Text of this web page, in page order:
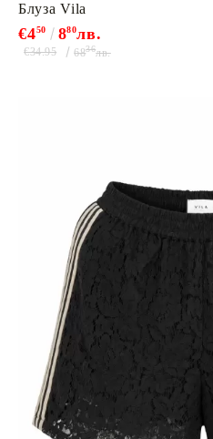
Блуза Vila
€450 880лв.
€34.95 6836лв.